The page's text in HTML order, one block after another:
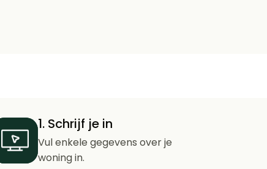
1. Schrijf je in
Vul enkele gegevens over je
woning in.